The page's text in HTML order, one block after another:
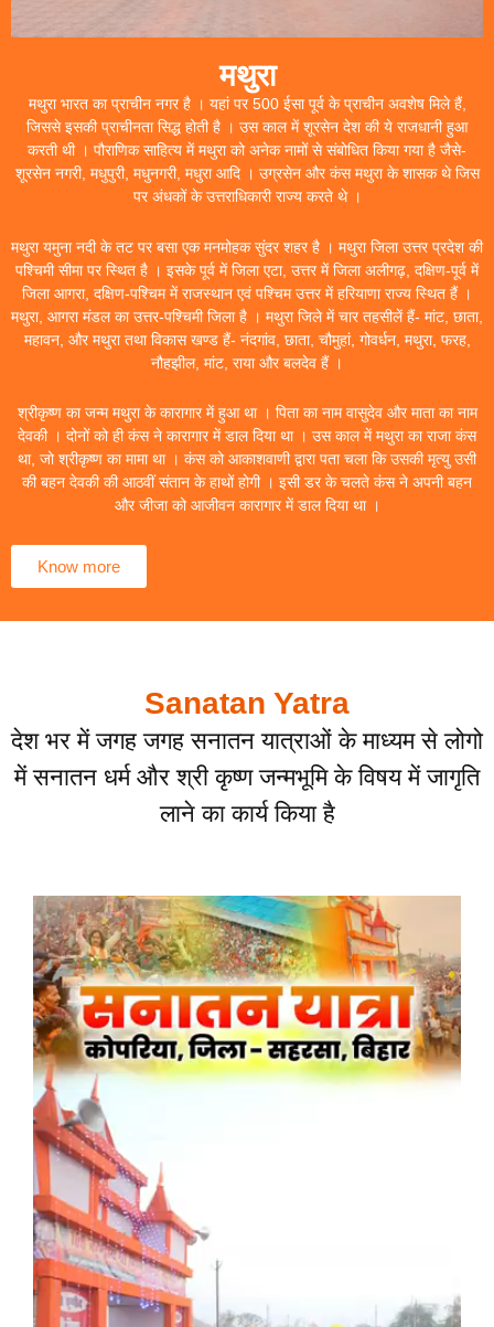
मथुरा
मथुरा भारत का प्राचीन नगर है । यहां पर 500 ईसा पूर्व के प्राचीन अवशेष मिले हैं,
जिससे इसकी प्राचीनता सिद्ध होती है । उस काल में शूरसेन देश की ये राजधानी हुआ
करती थी । पौराणिक साहित्य में मथुरा को अनेक नामों से संबोधित किया गया है जैसे-
शूरसेन नगरी, मधुपुरी, मधुनगरी, मधुरा आदि । उग्रसेन और कंस मथुरा के शासक थे जिस
पर अंधकों के उत्तराधिकारी राज्य करते थे ।
मथुरा यमुना नदी के तट पर बसा एक मनमोहक सुंदर शहर है । मथुरा जिला उत्तर प्रदेश की
पश्चिमी सीमा पर स्थित है । इसके पूर्व में जिला एटा, उत्तर में जिला अलीगढ़, दक्षिण-पूर्व में
जिला आगरा, दक्षिण-पश्चिम में राजस्थान एवं पश्चिम उत्तर में हरियाणा राज्य स्थित हैं ।
मथुरा, आगरा मंडल का उत्तर-पश्चिमी जिला है । मथुरा जिले में चार तहसीलें हैं- मांट, छाता,
महावन, और मथुरा तथा विकास खण्ड हैं- नंदगांव, छाता, चौमुहां, गोवर्धन, मथुरा, फरह,
नौहझील, मांट, राया और बलदेव हैं ।
श्रीकृष्ण का जन्म मथुरा के कारागार में हुआ था । पिता का नाम वासुदेव और माता का नाम
देवकी । दोनों को ही कंस ने कारागार में डाल दिया था । उस काल में मथुरा का राजा कंस
था, जो श्रीकृष्ण का मामा था । कंस को आकाशवाणी द्वारा पता चला कि उसकी मृत्यु उसी
की बहन देवकी की आठवीं संतान के हाथों होगी । इसी डर के चलते कंस ने अपनी बहन
और जीजा को आजीवन कारागार में डाल दिया था ।
Know more
Sanatan Yatra
देश भर में जगह जगह सनातन यात्राओं के माध्यम से लोगो
में सनातन धर्म और श्री कृष्ण जन्मभूमि के विषय में जागृति
लाने का कार्य किया है